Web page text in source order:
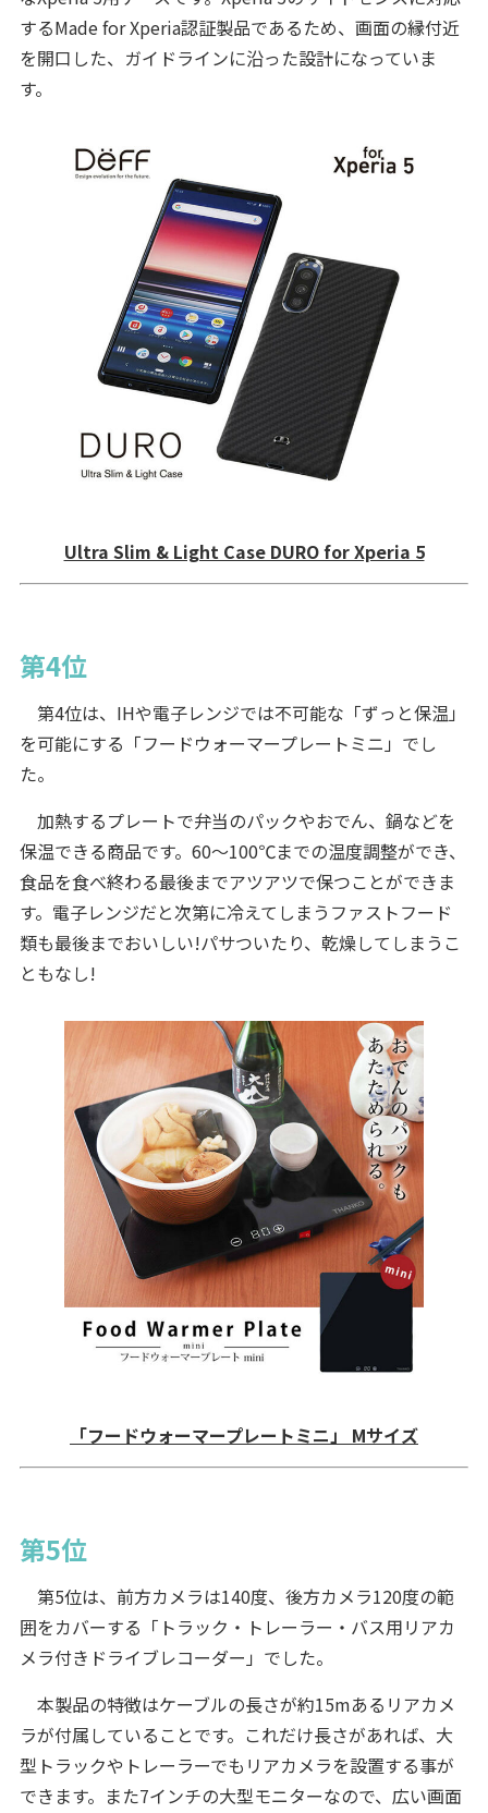
するMade for Xperia認証製品であるため、画面の縁付近
を開口した、ガイドラインに沿った設計になっていま
す。
Ultra Slim & Light Case DURO for Xperia 5
第4位
第4位は、IHや電子レンジでは不可能な「ずっと保温」
を可能にする「フードウォーマープレートミニ」でし
た。
加熱するプレートで弁当のパックやおでん、鍋などを
保温できる商品です。60～100℃までの温度調整ができ、
食品を食べ終わる最後までアツアツで保つことができま
す。電子レンジだと次第に冷えてしまうファストフード
類も最後までおいしい!パサついたり、乾燥してしまうこ
ともなし!
「フードウォーマープレートミニ」 Mサイズ
第5位
第5位は、前方カメラは140度、後方カメラ120度の範
囲をカバーする「トラック・トレーラー・バス用リアカ
メラ付きドライブレコーダー」でした。
本製品の特徴はケーブルの長さが約15mあるリアカメ
ラが付属していることです。これだけ長さがあれば、大
型トラックやトレーラーでもリアカメラを設置する事が
できます。また7インチの大型モニターなので、広い画面